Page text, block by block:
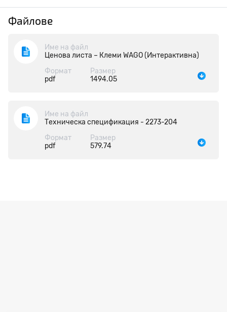
Файлове
Име на файл
Ценова листа – Клеми WAGO (Интерактивна)
Формат
pdf
Размер
1494.05
Име на файл
Техническа спецификация - 2273-204
Формат
pdf
Размер
579.74